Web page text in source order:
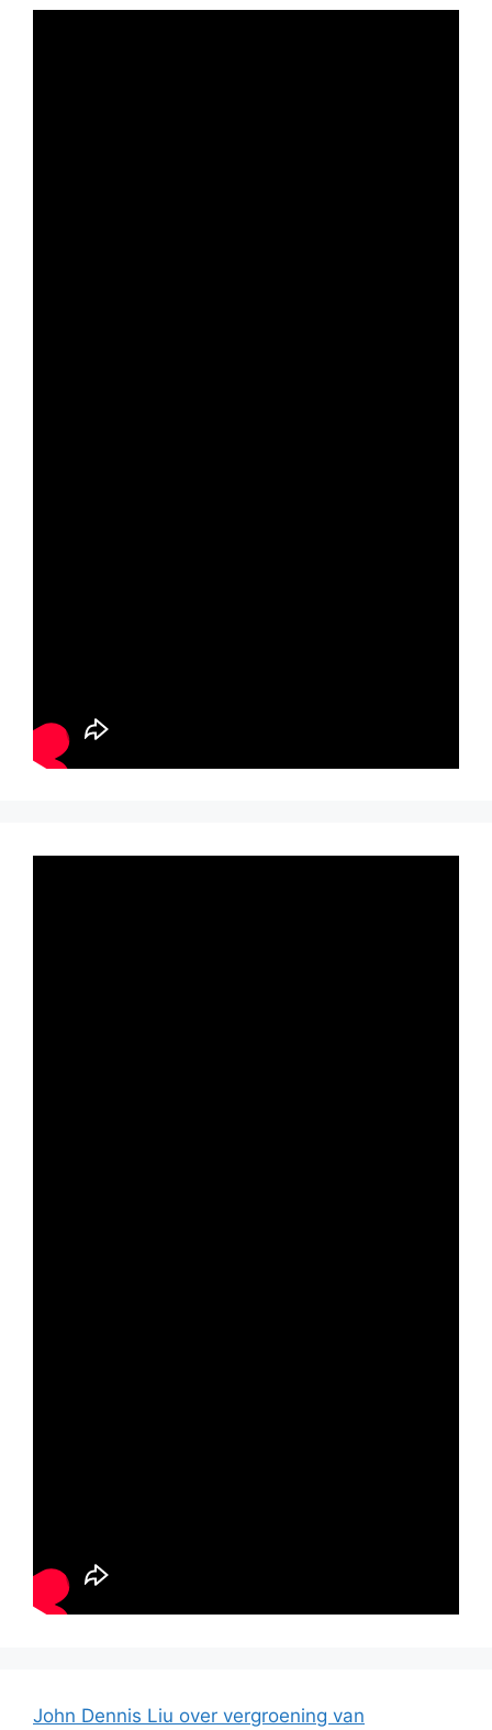
John Dennis Liu over vergroening van